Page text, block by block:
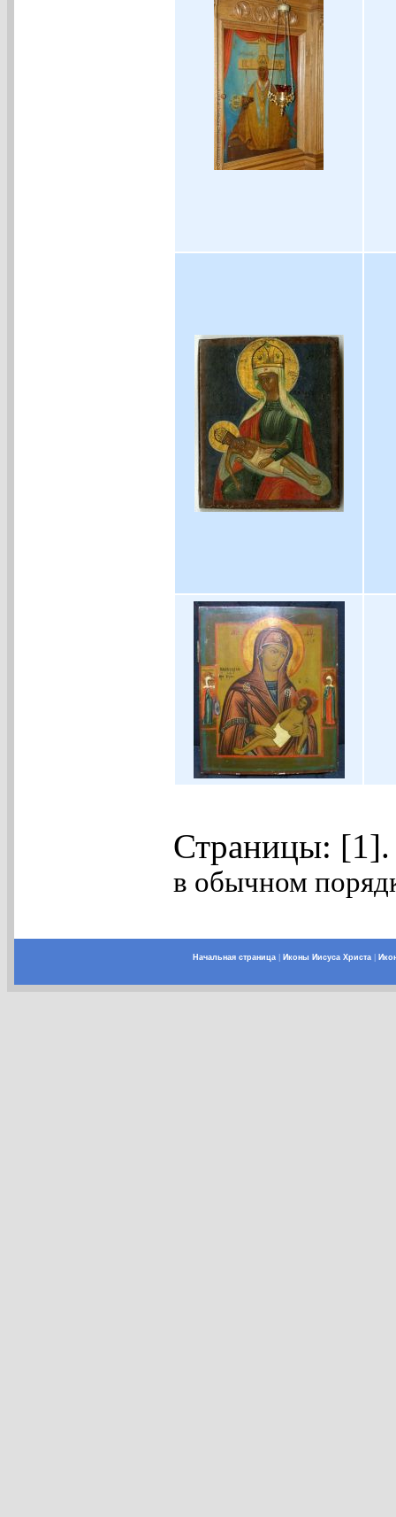
Страницы:
в обычном
Начальная страница| Иконы Иисуса Христа|